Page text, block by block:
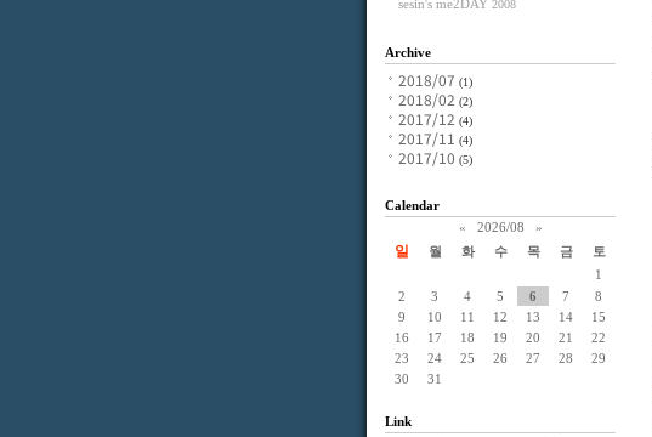
sesin's me2DAY 2008
Archive
2018/07 (1)
2018/02 (2)
2017/12 (4)
2017/11 (4)
2017/10 (5)
Calendar
«
2026/08 »
일 월 화 수 목 금
토
1
2
3 4 5 6 7
8
9
10 11 12 13 14
15
16
17 18 19 20 21
22
23
24 25 26 27 28
29
30
31
Link